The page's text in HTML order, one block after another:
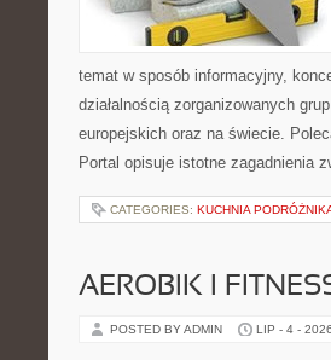
temat w sposób informacyjny,
działalnością zorganizowanych
europejskich oraz na świecie.
Portal opisuje istotne zagadnienia
CATEGORIES: KUCHNIA
AEROBIK I
POSTED BY ADMIN LIP - 4 - 2026